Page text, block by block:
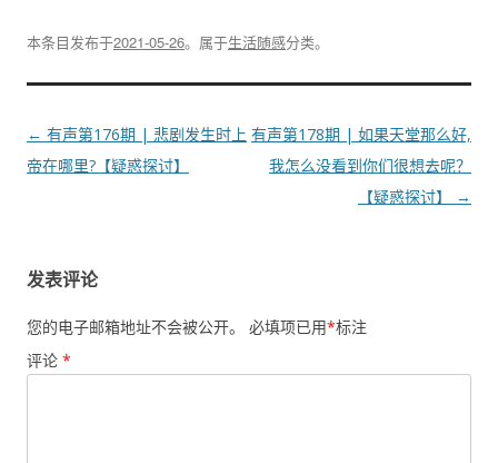
本条目发布于2021-05-26。属于生活随感分类。
文
章
← 有声第176期 | 悲剧发生时上
帝在哪里?【疑惑探讨】
有声第178期 | 如果天堂那么好,
我怎么没看到你们很想去呢？
【疑惑探讨】
→
发表评论
您的电子邮箱地址不会被公开。 必填项已用*标注
评论 *